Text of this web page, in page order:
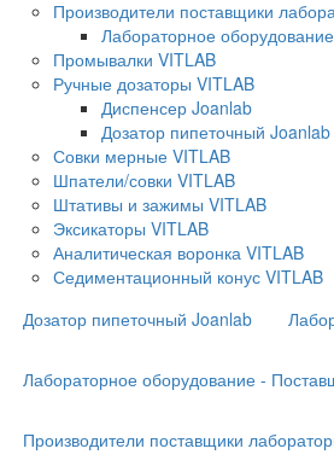
Производители поставщики
Лабораторное
Промывалки VITLAB
Ручные дозаторы VITLAB
Диспенсер Joanlab
Дозатор пипеточный Joanlab
Совки мерные VITLAB
Шпатели/совки VITLAB
Штативы и зажимы VITLAB
Эксикаторы VITLAB
Аналитическая воронка VITLAB
Седиментационный конус VITLAB
Дозатор пипеточный Joanlab
Лабораторное оборудование -
Производители поставщики